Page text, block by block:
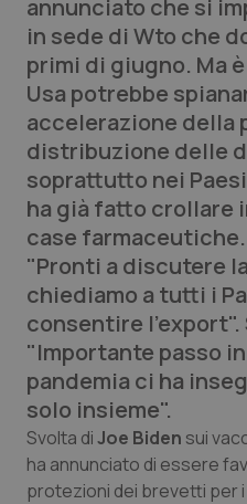
QS Pro
Professionisti
Abruzzo
Basilicata
Calabria
Campania
Emilia-Romagna
Friuli Venezia Giulia
Lazio
QS Pro Gold
Artrite & artrosi
Asma & BPCO
Car-T
Colesterolo &
Dermatite Atopica
Diabete &
QS Club Newsletter
annunciato che si
in sede di Wto che
primi di giugno. Ma
Usa potrebbe
accelerazione della
distribuzione delle
soprattutto nei
ha già fatto crollare
case farmaceutiche.
"Pronti a discutere
chiediamo a tutti i
consentire l'export".
"Importante passo
pandemia ci ha
solo insieme".
Svolta diJoe Biden sui
ha annunciato di essere
protezioni dei brevetti per